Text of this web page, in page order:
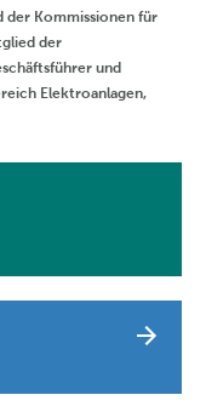
der Kommissionen für
der
und
Elektroanlagen,